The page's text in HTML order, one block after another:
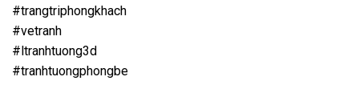
#trangtriphongkhach
#vetranh
#ltranhtuong3d
#tranhtuongphongbe